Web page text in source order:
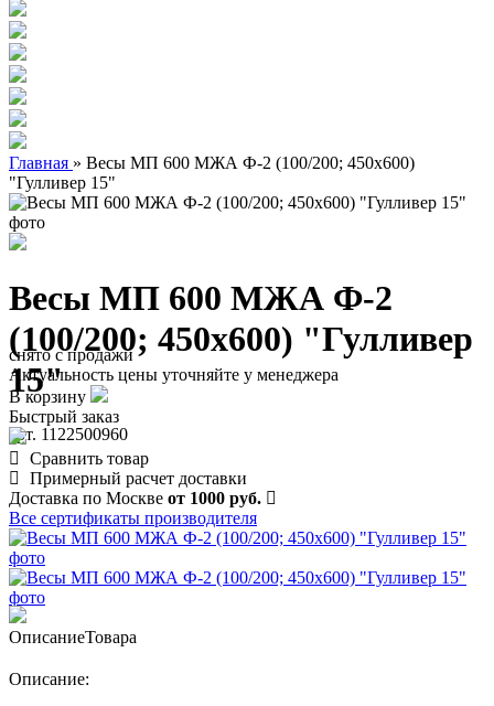
Главная » Весы МП 600 МЖА Ф-2 (100/200; 450х600)
"Гулливер 15"
Весы МП 600 МЖА Ф-2
(100/200; 450х600) "Гулливер
15"
арт. 1122500960
снято с продажи
Актуальность цены уточняйте у менеджера
В корзину
Быстрый заказ
Сравнить товар
Примерный расчет доставки
Доставка по Москве от 1000 руб.
Все сертификаты производителя
ОписаниеТовара
Описание: